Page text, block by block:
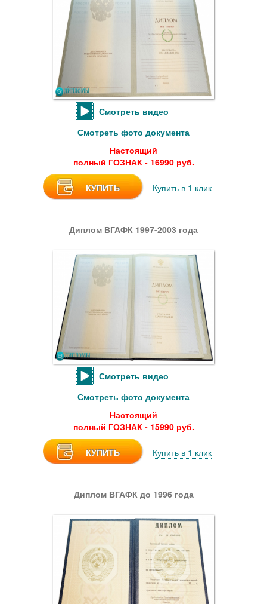
Смотреть видео
Смотреть фото документа
Настоящий
полный ГОЗНАК - 16990 руб.
КУПИТЬ Купить в 1 клик
Диплом ВГАФК 1997-2003 года
Смотреть видео
Смотреть фото документа
Настоящий
полный ГОЗНАК - 15990 руб.
КУПИТЬ Купить в 1 клик
Диплом ВГАФК до 1996 года